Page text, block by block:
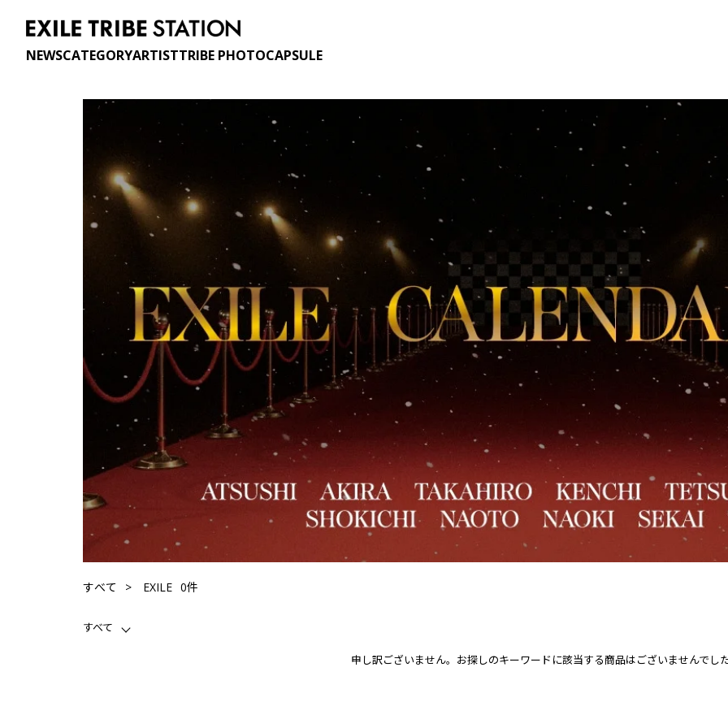
NEWSCATEGORYARTISTTRIBE PHOTOCAPSULE
すべて EXILE 0件
すべて
申し訳ございません。お探しのキーワードに該当する商品はございませんでし